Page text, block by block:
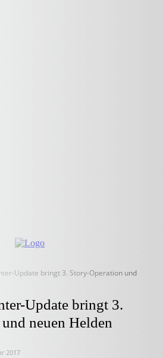
Update bringt 3. Story-Operation und
Update bringt 3.
neuen Helden
2017